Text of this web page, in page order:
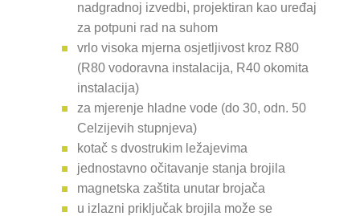
nadgradnoj izvedbi, projektiran kao uređaj
za potpuni rad na suhom
vrlo visoka mjerna osjetljivost kroz R80
(R80 vodoravna instalacija, R40 okomita
instalacija)
za mjerenje hladne vode (do 30, odn. 50
Celzijevih stupnjeva)
kotač s dvostrukim ležajevima
jednostavno očitavanje stanja brojila
magnetska zaštita unutar brojača
u izlazni priključak brojila može se